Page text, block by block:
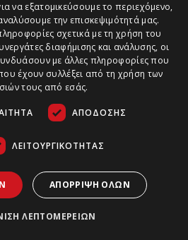
να εξατομικεύσουμε το περιεχόμενο,
την επισκεψιμότητά μας.
σχετικά με τη χρήση του
διαφήμισης και ανάλυσης, οι
με άλλες πληροφορίες που
έχουν συλλέξει από τη χρήση των
τους από εσάς.
ΑΠΌΔΟΣΗΣ
ΛΕΙΤΟΥΡΓΙΚΌΤΗΤΑΣ
ΑΠΌΡΡΙΨΗ ΌΛΩΝ
ΛΕΠΤΟΜΕΡΕΙΏΝ